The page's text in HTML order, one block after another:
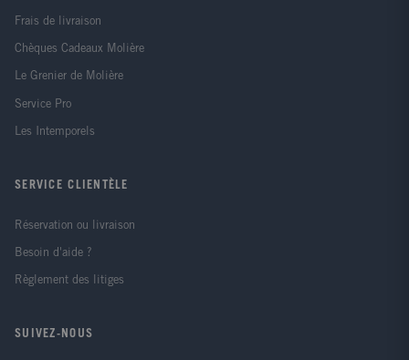
Frais de livraison
Chèques Cadeaux Molière
Le Grenier de Molière
Service Pro
Les Intemporels
SERVICE CLIENTÈLE
Réservation ou livraison
Besoin d'aide ?
Règlement des litiges
SUIVEZ-NOUS